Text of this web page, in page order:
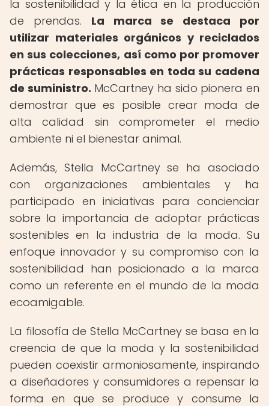
la sostenibilidad y la ética en la producción
de prendas. La marca se destaca por
utilizar materiales orgánicos y reciclados
en sus colecciones, así como por promover
prácticas responsables en toda su cadena
de suministro. McCartney ha sido pionera en
demostrar que es posible crear moda de
alta calidad sin comprometer el medio
ambiente ni el bienestar animal.
Además, Stella McCartney se ha asociado
con organizaciones ambientales y ha
participado en iniciativas para concienciar
sobre la importancia de adoptar prácticas
sostenibles en la industria de la moda. Su
enfoque innovador y su compromiso con la
sostenibilidad han posicionado a la marca
como un referente en el mundo de la moda
ecoamigable.
La filosofía de Stella McCartney se basa en la
creencia de que la moda y la sostenibilidad
pueden coexistir armoniosamente, inspirando
a diseñadores y consumidores a repensar la
forma en que se produce y consume la